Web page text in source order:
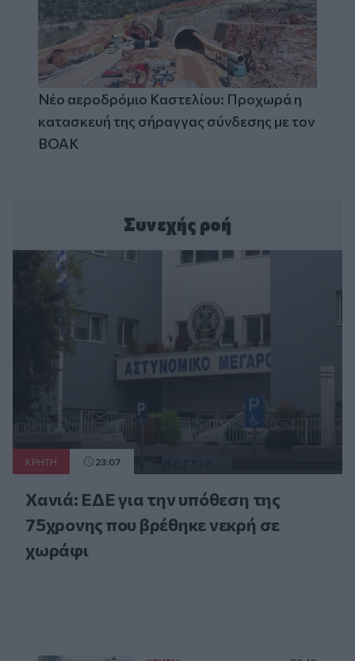
Νέο αεροδρόμιο Καστελίου: Προχωρά η
κατασκευή της σήραγγας σύνδεσης με τον
ΒΟΑΚ
Συνεχής ροή
ΚΡΗΤΗ 23:07
Χανιά: ΕΔΕ για την υπόθεση της
75χρονης που βρέθηκε νεκρή σε
χωράφι